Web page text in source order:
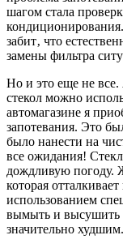
шагом стала
забит‚ что
замены фильтра
Но и это еще не все.
стекол можно
автомагазине я
запотевания. Это
было нанести на
все ожидания!
дождливую погоду.
которая
использованием
вымыть и высушить
значительно худшим.